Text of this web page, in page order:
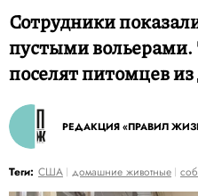
Сотрудники
пустыми
поселят питомцев
РЕДАКЦИЯ «ПРАВИЛ
Теги: США домашние животные